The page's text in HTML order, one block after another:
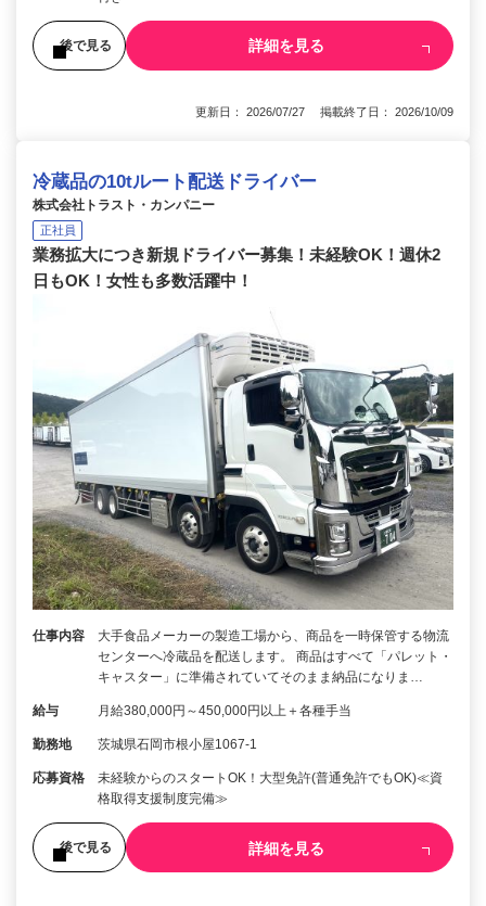
後で見る 詳細を見る
更新日： 2026/07/27 掲載終了日： 2026/10/09
冷蔵品の10tルート配送ドライバー
株式会社トラスト・カンパニー
正社員
業務拡大につき新規ドライバー募集！未経験OK！週休2
日もOK！女性も多数活躍中！
仕事内容
大手食品メーカーの製造工場から、商品を一時保管する物流
センターへ冷蔵品を配送します。 商品はすべて「パレット・
キャスター」に準備されていてそのまま納品になりま…
給与 月給380,000円～450,000円以上＋各種手当
勤務地 茨城県石岡市根小屋1067-1
応募資格
未経験からのスタートOK！大型免許(普通免許でもOK)≪資
格取得支援制度完備≫
後で見る 詳細を見る